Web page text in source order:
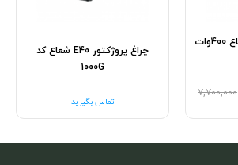
چراغ پروژکتور E40 شعاع 400وات
۷,۷۰۰,۰۰۰
چراغ پروژکتور E40 شعاع کد
1000G
تماس بگیرید